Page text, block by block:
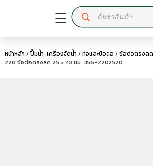
☰
หน้าหลัก /ปั๊มน้ำ-เครื่องฉีดน้ำ /ท่อและข้อต่อ /ข้อต่อตรงลด
220 ข้อต่อตรงลด 25 x 20 มม. 356-2202520